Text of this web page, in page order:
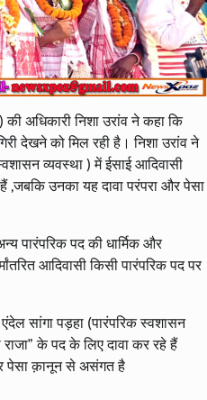
अधिकारी निशा उरांव ने कहा कि
देखने को मिल रही है। निशा उरांव ने
व्यवस्था ) में ईसाई आदिवासी
,जबकि उनका यह दावा परंपरा और पेसा
पारंपरिक पद की धार्मिक और
आदिवासी किसी पारंपरिक पद पर
सांगा पड़हा (पारंपरिक स्वशासन
राजा” के पद के लिए दावा कर रहे हैं
पेसा क़ानून से असंगत है